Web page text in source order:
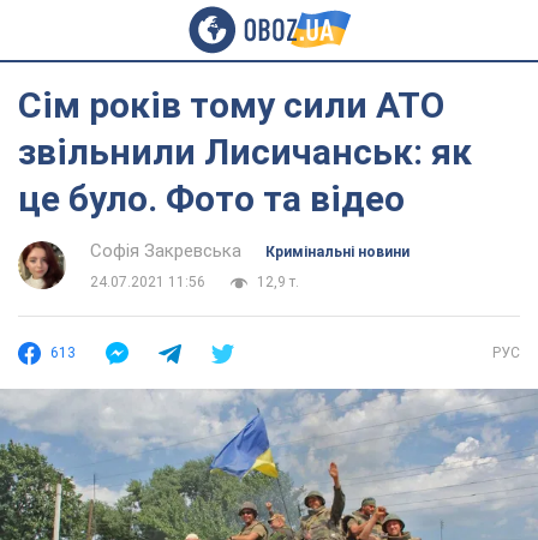
Сім років тому сили АТО
звільнили Лисичанськ: як
це було. Фото та відео
Софія Закревська
Кримінальні новини
24.07.2021 11:56
12,9 т.
613 РУС